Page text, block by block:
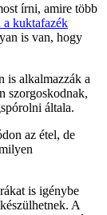
írni, amire több
a kuktafazék
is van, hogy
is alkalmazzák a
szorgoskodnak,
általa.
az étel, de
is igénybe
A